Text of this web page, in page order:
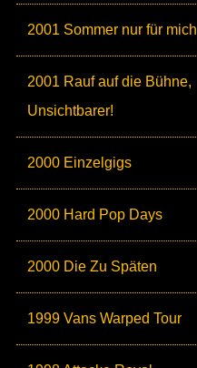
2001 Sommer nur für mich
2001 Rauf auf die Bühne,
Unsichtbarer!
2000 Einzelgigs
2000 Hard Pop Days
2000 Die Zu Späten
1999 Vans Warped Tour